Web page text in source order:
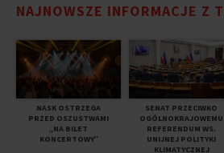
NAJNOWSZE INFORMACJE Z
NASK OSTRZEGA
PRZED OSZUSTWAMI
„NA BILET
KONCERTOWY”
SENAT PRZECIWKO
OGÓLNOKRAJOWEMU
REFERENDUM WS.
UNIJNEJ POLITYKI
KLIMATYCZNEJ